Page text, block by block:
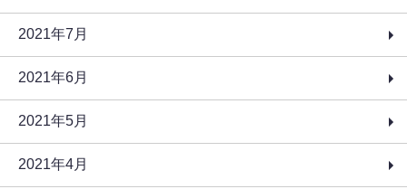
2021年7月
2021年6月
2021年5月
2021年4月